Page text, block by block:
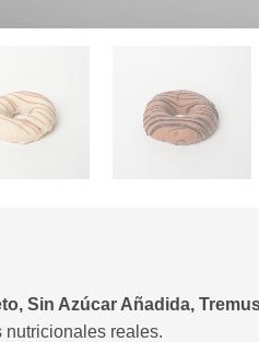
Sin Azúcar Añadida,
nutricionales reales.